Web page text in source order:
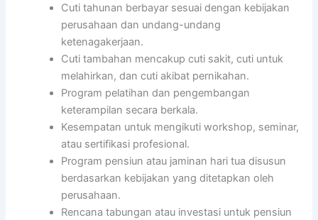
Cuti tahunan berbayar sesuai dengan kebijakan
perusahaan dan undang-undang
ketenagakerjaan.
Cuti tambahan mencakup cuti sakit, cuti untuk
melahirkan, dan cuti akibat pernikahan.
Program pelatihan dan pengembangan
keterampilan secara berkala.
Kesempatan untuk mengikuti workshop, seminar,
atau sertifikasi profesional.
Program pensiun atau jaminan hari tua disusun
berdasarkan kebijakan yang ditetapkan oleh
perusahaan.
Rencana tabungan atau investasi untuk pensiun